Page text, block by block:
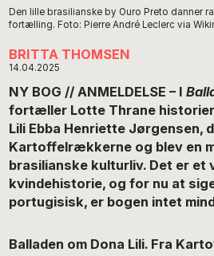
Den lille brasilianske by Ouro Preto danner
fortælling. Foto: Pierre André Leclerc via
BRITTA THOMSEN
14.04.2025
NY BOG // ANMELDELSE – I
fortæller Lotte Thrane
Lili Ebba Henriette Jørgensen,
Kartoffelrækkerne og blev en
brasilianske kulturliv. Det er
kvindehistorie, og for nu at
portugisisk, er bogen intet
Balladen om Dona Lili. Fra